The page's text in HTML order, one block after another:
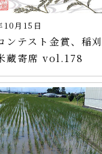
10月15日
ンテスト金賞、稲刈
蔵寄席 vol.178